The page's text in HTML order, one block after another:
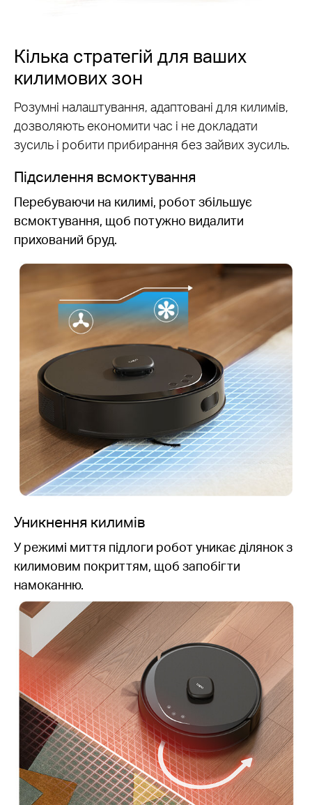
Кілька стратегій для ваших
килимових зон
Розумні налаштування, адаптовані для килимів,
дозволяють економити час і не докладати
зусиль і робити прибирання без зайвих зусиль.
Підсилення всмоктування
Перебуваючи на килимі, робот збільшує
всмоктування, щоб потужно видалити
прихований бруд.
Уникнення килимів
У режимі миття підлоги робот уникає ділянок з
килимовим покриттям, щоб запобігти
намоканню.